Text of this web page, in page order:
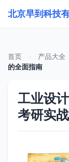
北京早到科技
首页 产品大全
的全面指南
工业设
考研实